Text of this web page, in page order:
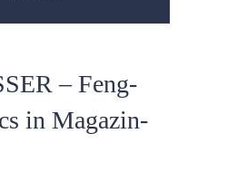
– Feng-
in Magazin-